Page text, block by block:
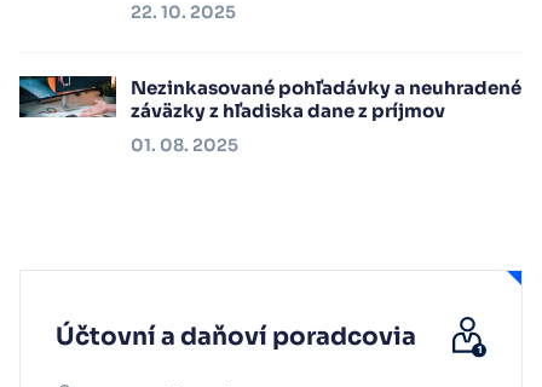
22. 10. 2025
Nezinkasované pohľadávky a neuhradené
záväzky z hľadiska dane z príjmov
01. 08. 2025
Účtovní a daňoví poradcovia